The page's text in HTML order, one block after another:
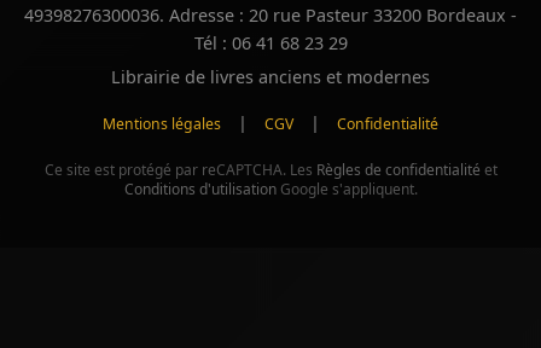
49398276300036. Adresse : 20 rue Pasteur 33200 Bordeaux -
Tél : 06 41 68 23 29
Librairie de livres anciens et modernes
Mentions légales | CGV | Confidentialité
Ce site est protégé par reCAPTCHA. Les Règles de confidentialité et
Conditions d'utilisationGoogle s'appliquent.